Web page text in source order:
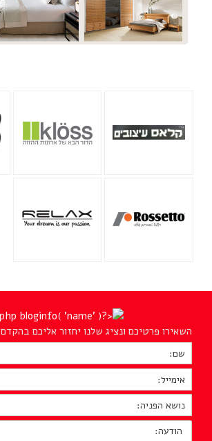
השאירו פרטיכם ונציג שלנו יחזור אליכם בהקדם
שם:*
אימייל:*
נושא
הפניה:*
הודעה: